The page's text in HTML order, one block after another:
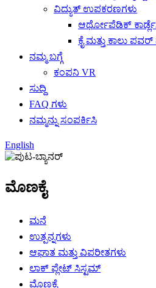
ವಿದ್ಯುತ್ ಉಪಕರಣಗಳು
ಆರ್ಥೋಪೆಡಿಕ್
ಕೈ ಮತ್ತು ಕಾಲು
ನಮ್ಮ ಬಗ್ಗೆ
ಕಂಪನಿ VR
ಸುದ್ದಿ
FAQ ಗಳು
ನಮ್ಮನ್ನು ಸಂಪರ್ಕಿಸಿ
English
ಮೊಣಕೈ
ಮನೆ
ಉತ್ಪನ್ನಗಳು
ಆಘಾತ ಮತ್ತು ವಿಪರೀತಗಳು
ಲಾಕ್ ಪ್ಲೇಟ್ ಸಿಸ್ಟಮ್
ಮೊಣಕೈ